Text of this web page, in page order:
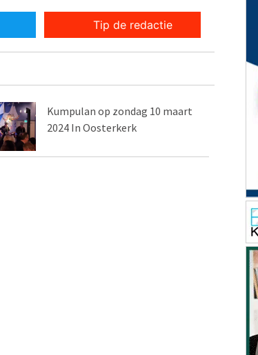
Tip de redactie
Kumpulan op zondag 10 maart
2024 In Oosterkerk